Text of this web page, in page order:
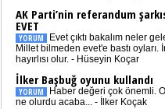
AK Parti’nin referandum
EVET
YORUM
Evet çıktı bakalım neler
Millet bilmeden evet'e bastı oyları.
hayırlısı olur. - Hüseyin Koçar
İlker Başbuğ oyunu kullandı
YORUM
Haber değeri çok önemli.
ne olurdu acaba... - İlker Koçak